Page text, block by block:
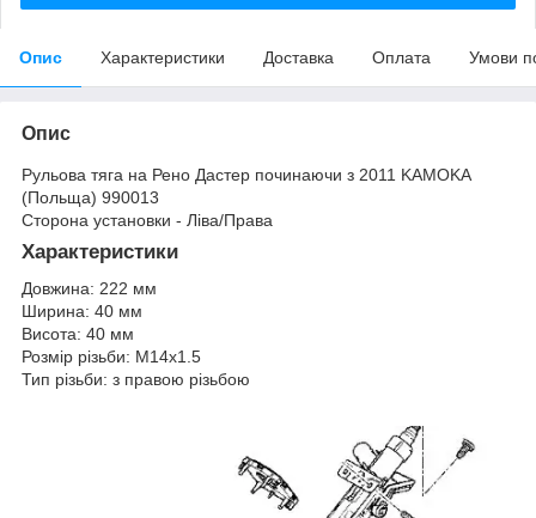
Опис Характеристики Доставка Оплата Умови
Опис
Рульова тяга на Рено Дастер починаючи з 2011 KAMOKA
(Польща) 990013
Сторона установки - Ліва/Права
Характеристики
Довжина: 222 мм
Ширина: 40 мм
Висота: 40 мм
Розмір різьби: M14x1.5
Тип різьби: з правою різьбою